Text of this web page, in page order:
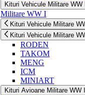
Kituri Vehicule Militare WW I
Militare WW I
Kituri Vehicule Militare
Kituri Vehicule Militare
RODEN
TAKOM
MENG
ICM
MINIART
Kituri Avioane Militare WW I